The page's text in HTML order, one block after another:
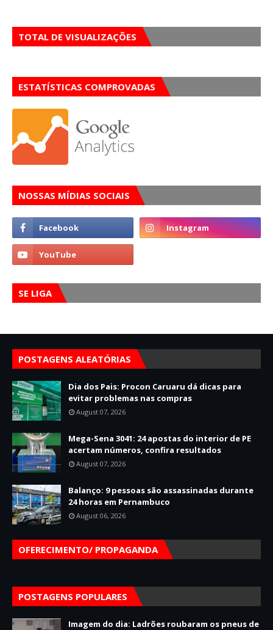
TOTAL DE VISUALIZAÇÕES
ESTATÍSTICAS COMPROVADAS
NOSSAS MÍDIAS SOCIAIS
SE LIGA
POSTAGENS ALEATÓRIAS
Dia dos Pais: Procon Caruaru dá dicas para
evitar problemas nas compras
August 07, 2026
Mega-Sena 3041: 24 apostas do interior de PE
acertam números, confira resultados
August 07, 2026
Balanço: 9 pessoas são assassinadas durante
24 horas em Pernambuco
August 06, 2026
OFERECIMENTO/ PROPAGANDA
POSTAGENS POPULARES
Imagem do dia: Ladrões roubaram os pneus de